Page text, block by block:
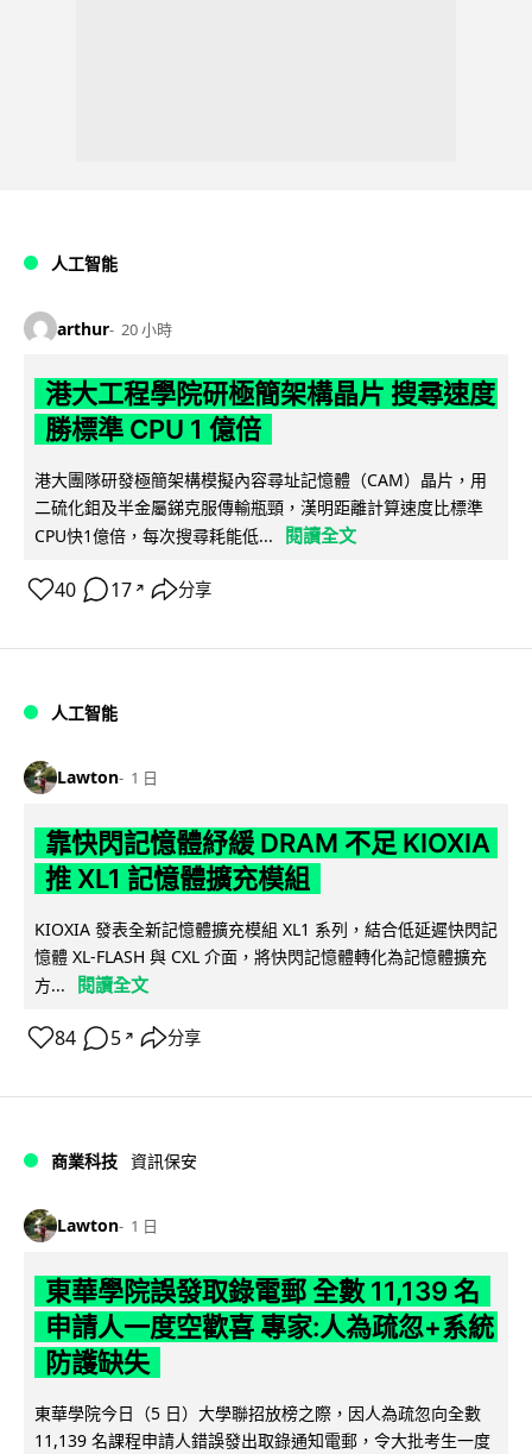
人工智能
arthur 20 小時
港大工程學院研極簡架構晶片 搜尋速度
勝標準 CPU 1 億倍
港大團隊研發極簡架構模擬內容尋址記憶體（CAM）晶片，用
二硫化鉬及半金屬銻克服傳輸瓶頸，漢明距離計算速度比標準
CPU快1億倍，每次搜尋耗能低...
閱讀全文
40 17 ↗ 分享
人工智能
Lawton 1 日
靠快閃記憶體紓緩 DRAM 不足 KIOXIA
推 XL1 記憶體擴充模組
KIOXIA 發表全新記憶體擴充模組 XL1 系列，結合低延遲快閃記
憶體 XL-FLASH 與 CXL 介面，將快閃記憶體轉化為記憶體擴充
方...
閱讀全文
84 5 ↗ 分享
商業科技 資訊保安
Lawton 1 日
東華學院誤發取錄電郵 全數 11,139 名
申請人一度空歡喜 專家:人為疏忽+系統
防護缺失
東華學院今日（5 日）大學聯招放榜之際，因人為疏忽向全數
11,139 名課程申請人錯誤發出取錄通知電郵，令大批考生一度